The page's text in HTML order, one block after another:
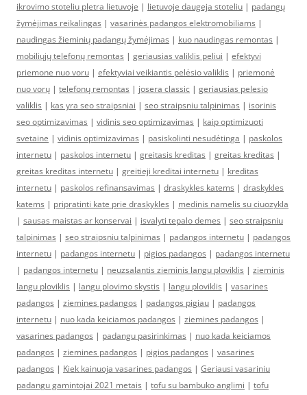
ikrovimo stoteliu pletra lietuvoje | lietuvoje daugeja stoteliu | padangų
žymėjimas reikalingas | vasarinės padangos elektromobiliams |
naudingas žieminių padangų žymėjimas | kuo naudingas remontas |
mobiliųjų telefonų remontas | geriausias valiklis peliui | efektyvi
priemone nuo voru | efektyviai veikiantis pelėsio valiklis | priemonė
nuo vorų | telefonų remontas | josera classic | geriausias pelesio
valiklis | kas yra seo straipsniai | seo straipsniu talpinimas | isorinis
seo optimizavimas | vidinis seo optimizavimas | kaip optimizuoti
svetaine | vidinis optimizavimas | pasiskolinti nesudėtinga | paskolos
internetu | paskolos internetu | greitasis kreditas | greitas kreditas |
greitas kreditas internetu | greitieji kreditai internetu | kreditas
internetu | paskolos refinansavimas | draskykles katems | draskykles
katems | pripratinti kate prie draskykles | medinis namelis su ciuozykla
| sausas maistas ar konservai | isvalyti tepalo demes | seo straipsniu
talpinimas | seo straipsniu talpinimas | padangos internetu | padangos
internetu | padangos internetu | pigios padangos | padangos internetu
| padangos internetu | neuzsalantis zieminis langu ploviklis | zieminis
langu ploviklis | langu plovimo skystis | langu ploviklis | vasarines
padangos | ziemines padangos | padangos pigiau | padangos
internetu | nuo kada keiciamos padangos | ziemines padangos |
vasarines padangos | padangu pasirinkimas | nuo kada keiciamos
padangos | ziemines padangos | pigios padangos | vasarines
padangos | Kiek kainuoja vasarines padangos | Geriausi vasariniu
padangu gamintojai 2021 metais | tofu su bambuko anglimi | tofu